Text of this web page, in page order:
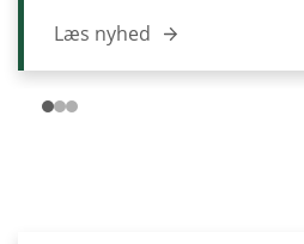
Læs nyhed